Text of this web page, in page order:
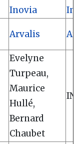
Inovia
Arvalis
Evelyne
Turpeau,
Maurice
Hullé,
Bernard
Chaubet